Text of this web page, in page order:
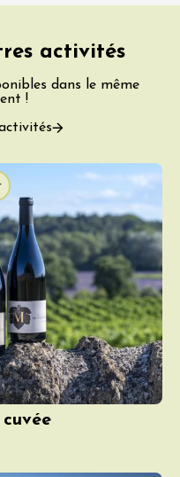
activités
dans le même
!